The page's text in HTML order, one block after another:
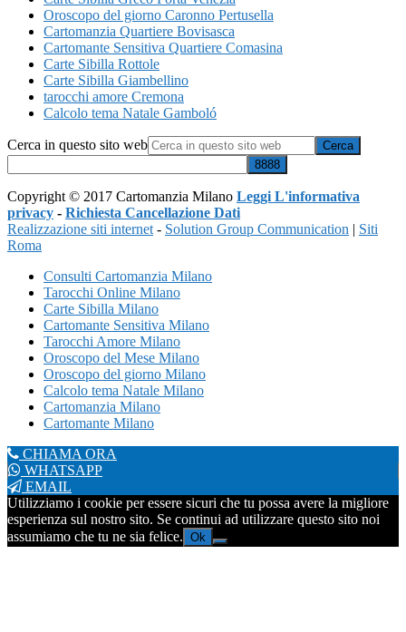
Oroscopo del giorno Caronno Pertusella
Cartomanzia Quartiere Bovisasca
Cartomante Sensitiva Quartiere Comasina
Carte Sibilla Rottole
Carte Sibilla Giambellino
tarocchi amore Cremona
Calcolo tema Natale Gamboló
Cerca in questo sito web
Copyright © 2017 Cartomanzia Milano Leggi L'informativa
privacy - Richiesta Cancellazione Dati
Realizzazione siti internet - Solution Group Communication | Siti
Roma
Consulti Cartomanzia Milano
Tarocchi Online Milano
Carte Sibilla Milano
Cartomante Sensitiva Milano
Tarocchi Amore Milano
Oroscopo del Mese Milano
Oroscopo del giorno Milano
Calcolo tema Natale Milano
Cartomanzia Milano
Cartomante Milano
CHIAMA ORA
WHATSAPP
EMAIL
Utilizziamo i cookie per essere sicuri che tu possa avere la migliore
esperienza sul nostro sito. Se continui ad utilizzare questo sito noi
assumiamo che tu ne sia felice. Ok